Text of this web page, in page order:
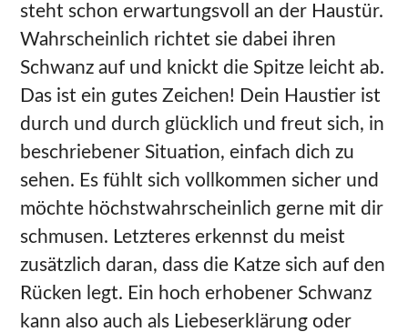
steht schon erwartungsvoll an der Haustür.
Wahrscheinlich richtet sie dabei ihren
Schwanz auf und knickt die Spitze leicht ab.
Das ist ein gutes Zeichen! Dein Haustier ist
durch und durch glücklich und freut sich, in
beschriebener Situation, einfach dich zu
sehen. Es fühlt sich vollkommen sicher und
möchte höchstwahrscheinlich gerne mit dir
schmusen. Letzteres erkennst du meist
zusätzlich daran, dass die Katze sich auf den
Rücken legt. Ein hoch erhobener Schwanz
kann also auch als Liebeserklärung oder